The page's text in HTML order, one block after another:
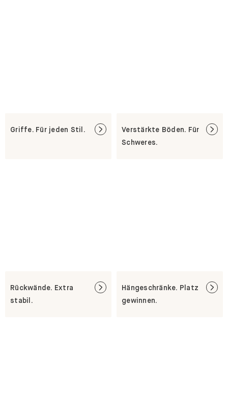
Griffe. Für jeden Stil.
Verstärkte Böden. Für
Schweres.
Rückwände. Extra
stabil.
Hängeschränke. Platz
gewinnen.